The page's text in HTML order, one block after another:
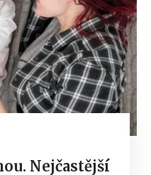
Nejčastější